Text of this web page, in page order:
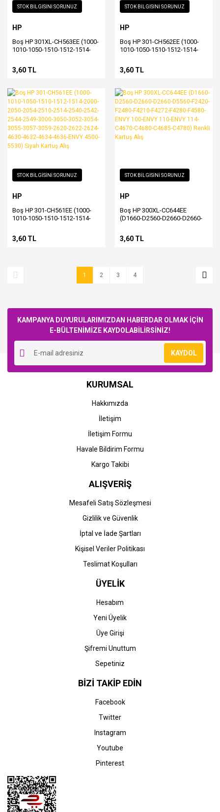
STOK BİLGİSİNİ SORUNUZ
HP
Boş HP 301XL-CH563EE (1000-
1010-1050-1510-1512-1514-
2540-2542-2544-2549-3000-
3050-3052-3054-3055-3057-
4632-4634-4636-ENVY 4500-
5530) Siyah Kartuş Alış
3,60 TL
STOK BİLGİSİNİ SORUNUZ
HP
Boş HP 301-CH562EE (1000-
1010-1050-1510-1512-1514-
2540-2542-2544-2549-3000-
3050-3052-3054-3055-3057-
4632-4634-4636-ENVY 4500-
5530) Renkli Kartuş Alış
3,60 TL
STOK BİLGİSİNİ SORUNUZ
HP
Boş HP 301-CH561EE (1000-
1010-1050-1510-1512-1514-
2540-2542-2544-2549-3000-
3050-3052-3054-3055-3057-
5530) Siyah Kartuş Alış
3,60 TL
STOK BİLGİSİNİ SORUNUZ
HP
Boş HP 300XL-CC644EE
(D1660-D2560-D2660-D2660-
F4272-F4280-F4580-ENVY 100-
ENVY 110-ENVY 114-C4670-
3,60 TL
1 2 3 4
KAMPANYA DUYURULARIMIZDAN HABERDAR OLMAK İÇİN
E-BÜLTENİMİZE KAYDOLABİLİRSİNİZ!
KAYDOL
KURUMSAL
Hakkımızda
İletişim
İletişim Formu
Havale Bildirim Formu
Kargo Takibi
ALIŞVERİŞ
Mesafeli Satış Sözleşmesi
Gizlilik ve Güvenlik
İptal ve İade Şartları
Kişisel Veriler Politikası
Teslimat Koşulları
ÜYELİK
Hesabım
Yeni Üyelik
Üye Girişi
Şifremi Unuttum
Sepetiniz
BİZİ TAKİP EDİN
Facebook
Twitter
Instagram
Youtube
Pinterest